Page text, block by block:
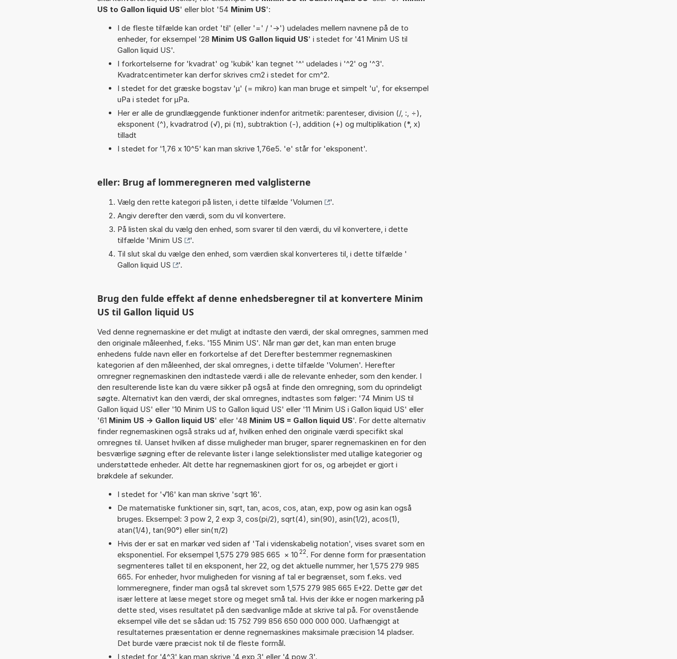
US to Gallon liquid US' eller blot '54 Minim US':
I de fleste tilfælde kan ordet 'til' (eller '=' / '->') udelades mellem navnene på de to
enheder, for eksempel '28 Minim US Gallon liquid US' i stedet for '41 Minim US til
Gallon liquid US'.
I forkortelserne for 'kvadrat' og 'kubik' kan tegnet '^' udelades i '^2' og '^3'.
Kvadratcentimeter kan derfor skrives cm2 i stedet for cm^2.
I stedet for det græske bogstav 'µ' (= mikro) kan man bruge et simpelt 'u', for eksempel
uPa i stedet for µPa.
Her er alle de grundlæggende funktioner indenfor aritmetik: parenteser, division (/, :, ÷),
eksponent (^), kvadratrod (√), pi (π), subtraktion (-), addition (+) og multiplikation (*, x)
tilladt
I stedet for '1,76 x 10^5' kan man skrive 1,76e5. 'e' står for 'eksponent'.
eller: Brug af lommeregneren med valglisterne
Vælg den rette kategori på listen, i dette tilfælde 'Volumen
'.
Angiv derefter den værdi, som du vil konvertere.
På listen skal du vælg den enhed, som svarer til den værdi, du vil konvertere, i dette
tilfælde 'Minim US
'.
Til slut skal du vælge den enhed, som værdien skal konverteres til, i dette tilfælde '
Gallon liquid US
'.
Brug den fulde effekt af denne enhedsberegner til at konvertere Minim
US til Gallon liquid US
Ved denne regnemaskine er det muligt at indtaste den værdi, der skal omregnes, sammen med
den originale måleenhed, f.eks. '155 Minim US'. Når man gør det, kan man enten bruge
enhedens fulde navn eller en forkortelse af det Derefter bestemmer regnemaskinen
kategorien af den måleenhed, der skal omregnes, i dette tilfælde 'Volumen'. Herefter
omregner regnemaskinen den indtastede værdi i alle de relevante enheder, som den kender. I
den resulterende liste kan du være sikker på også at finde den omregning, som du oprindeligt
søgte. Alternativt kan den værdi, der skal omregnes, indtastes som følger: '74 Minim US til
Gallon liquid US' eller '10 Minim US to Gallon liquid US' eller '11 Minim US i Gallon liquid US' eller
'61 Minim US -> Gallon liquid US' eller '48 Minim US = Gallon liquid US'. For dette alternativ
finder regnemaskinen også straks ud af, hvilken enhed den originale værdi specifikt skal
omregnes til. Uanset hvilken af disse muligheder man bruger, sparer regnemaskinen en for den
besværlige søgning efter de relevante lister i lange selektionslister med utallige kategorier og
understøttede enheder. Alt dette har regnemaskinen gjort for os, og arbejdet er gjort i
brøkdele af sekunder.
I stedet for '√16' kan man skrive 'sqrt 16'.
De matematiske funktioner sin, sqrt, tan, acos, cos, atan, exp, pow og asin kan også
bruges. Eksempel: 3 pow 2, 2 exp 3, cos(pi/2), sqrt(4), sin(90), asin(1/2), acos(1),
atan(1/4), tan(90°) eller sin(π/2)
Hvis der er sat en markør ved siden af 'Tal i videnskabelig notation', vises svaret som en
eksponentiel. For eksempel 1,575 279 985 665 × 10 22. For denne form for præsentation
segmenteres tallet til en eksponent, her 22, og det aktuelle nummer, her 1,575 279 985
665. For enheder, hvor muligheden for visning af tal er begrænset, som f.eks. ved
lommeregnere, finder man også tal skrevet som 1,575 279 985 665 E+22. Dette gør det
især lettere at læse meget store og meget små tal. Hvis der ikke er nogen markering på
dette sted, vises resultatet på den sædvanlige måde at skrive tal på. For ovenstående
eksempel ville det se sådan ud: 15 752 799 856 650 000 000 000. Uafhængigt at
resultaternes præsentation er denne regnemaskines maksimale præcision 14 pladser.
Det burde være præcist nok til de fleste formål.
I stedet for '4^3' kan man skrive '4 exp 3' eller '4 pow 3'.